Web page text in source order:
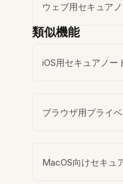
ウェブ用セキュア
類似機能
iOS用セキュアノー
ブラウザ用プライ
MacOS向けセキュ